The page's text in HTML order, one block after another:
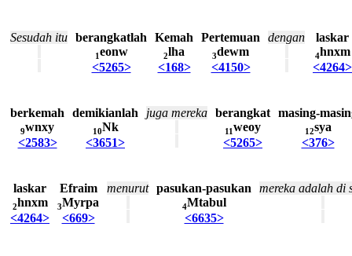
Sesudah itu berangkatlah
1eonw
<5265>
Kemah
2lha
<168>
Pertemuan
3dewm
<4150>
dengan laskar
4hnxm
<4264>
berkemah
9wnxy
<2583>
demikianlah
10Nk
<3651>
juga mereka berangkat
11weoy
<5265>
masing-
12sya
<376>
laskar
2hnxm
<4264>
Efraim
3Myrpa
<669>
menurut pasukan-pasukan
4Mtabul
<6635>
mereka adalah di